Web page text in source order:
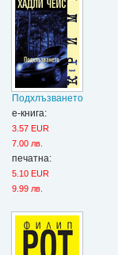
Подхлъзването
е-книга:
3.57 EUR
7.00 лв.
печатна:
5.10 EUR
9.99 лв.